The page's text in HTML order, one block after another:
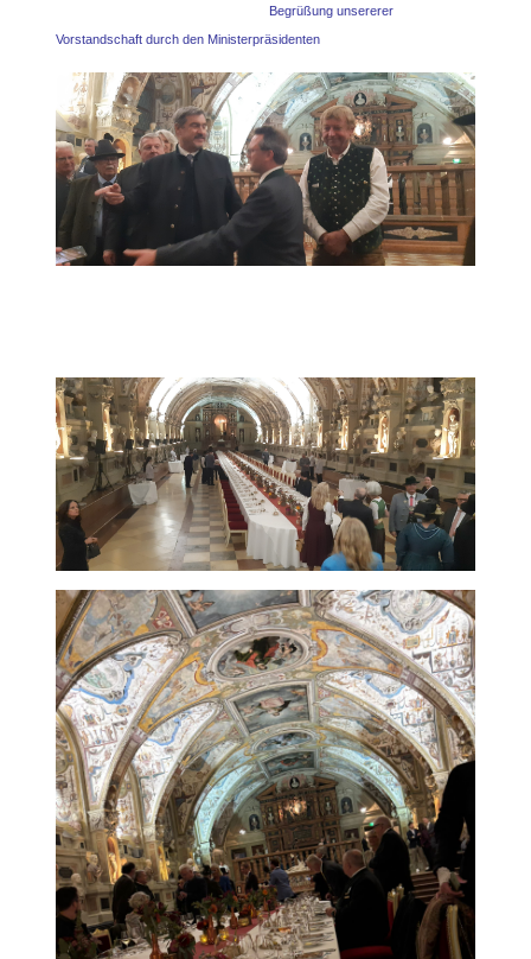
Begrüßung unsererer
Vorstandschaft durch den Ministerpräsidenten